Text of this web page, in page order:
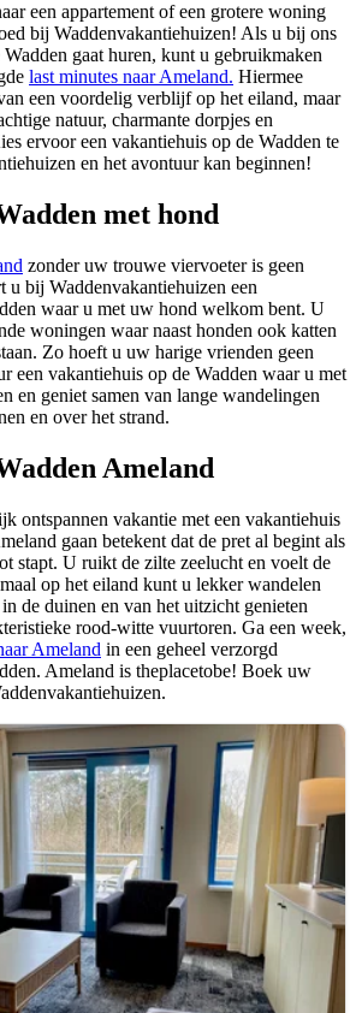
een appartement of een grotere woning
bij Waddenvakantiehuizen! Als u bij ons
gaat huren, kunt u gebruikmaken
last minutes naar Ameland. Hiermee
een voordelig verblijf op het eiland, maar
natuur, charmante dorpjes en
ervoor een vakantiehuis op de Wadden te
en het avontuur kan beginnen!
met hond
zonder uw trouwe viervoeter is geen
u bij Waddenvakantiehuizen een
waar u met uw hond welkom bent. U
woningen waar naast honden ook katten
Zo hoeft u uw harige vrienden geen
een vakantiehuis op de Wadden waar u met
en geniet samen van lange wandelingen
en over het strand.
Ameland
ontspannen vakantie met een vakantiehuis
gaan betekent dat de pret al begint als
stapt. U ruikt de zilte zeelucht en voelt de
op het eiland kunt u lekker wandelen
de duinen en van het uitzicht genieten
rood-witte vuurtoren. Ga een week,
Ameland in een geheel verzorgd
Ameland is theplacetobe! Boek uw